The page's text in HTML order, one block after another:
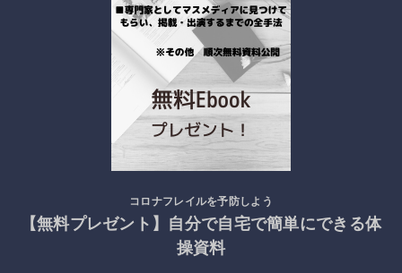
コロナフレイルを予防しよう
【無料プレゼント】自分で自宅で簡単にできる体
操資料